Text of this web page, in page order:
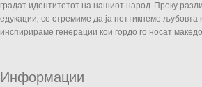
градат идентитетот на нашиот народ. Преку
едукации, се стремиме да ја поттикнеме љубовта
инспирираме генерации кои гордо го носат
Информации